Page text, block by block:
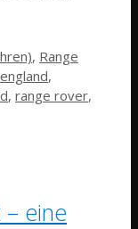
, Range
england,
, range rover,
– eine